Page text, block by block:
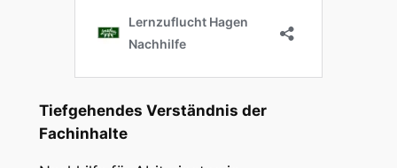
Tiefgehendes Verständnis der
Fachinhalte